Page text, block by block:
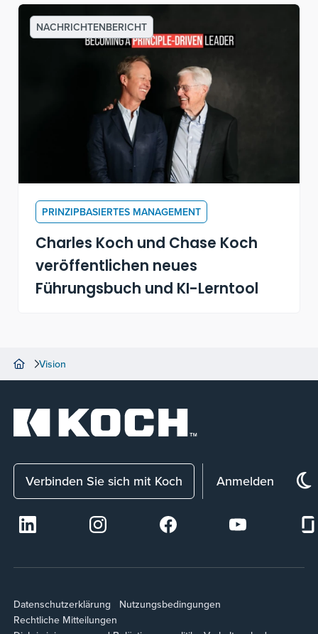
Driven Leader" zu sprechen
NACHRICHTENBERICHT
PRINZIPBASIERTES MANAGEMENT
Charles Koch und Chase Koch
veröffentlichen neues
Führungsbuch und KI-Lerntool
Vision
Verbinden Sie sich mit Koch Anmelden
Datenschutzerklärung
Nutzungsbedingungen
Rechtliche Mitteilungen